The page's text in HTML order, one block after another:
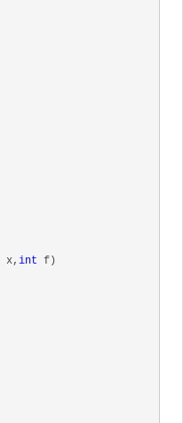
x, int f)